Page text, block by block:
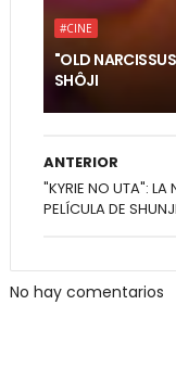
#CINE
"OLD
SHÔJI
ANTERIOR
"KYRIE NO UTA": LA
PELÍCULA DE
No hay comentarios